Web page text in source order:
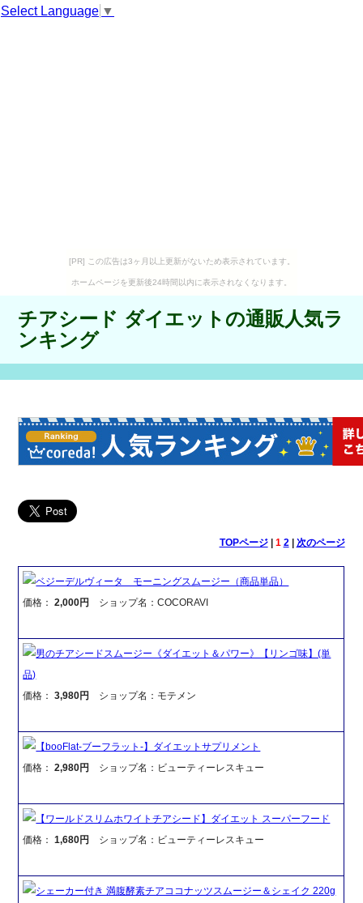
Select Language ▼
[PR] この広告は3ヶ月以上更新がないため表示されています。
ホームページを更新後24時間以内に表示されなくなります。
チアシード ダイエットの通販人気ラ
ンキング
TOPページ| 1 2| 次のページ
ベジーデルヴィータ モーニングスムージー（商品単品）
価格：2,000円 ショップ名：COCORAVI
男のチアシードスムージー《ダイエット＆パワー》【リンゴ味】(単
品)
価格：3,980円 ショップ名：モテメン
【booFlat-ブーフラット-】ダイエットサプリメント
価格：2,980円 ショップ名：ビューティーレスキュー
【ワールドスリムホワイトチアシード】ダイエット スーパーフード
価格：1,680円 ショップ名：ビューティーレスキュー
シェーカー付き 満腹酵素チアココナッツスムージー＆シェイク 220g